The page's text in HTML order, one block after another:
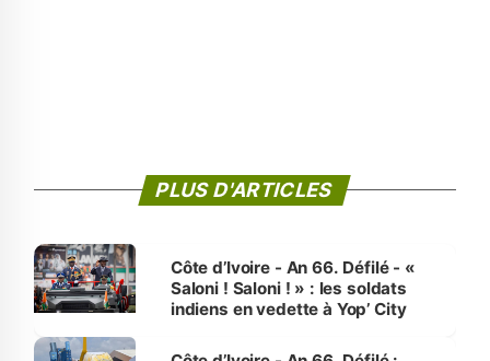
PLUS D'ARTICLES
Côte d’Ivoire - An 66. Défilé - «
Saloni ! Saloni ! » : les soldats
indiens en vedette à Yop’ City